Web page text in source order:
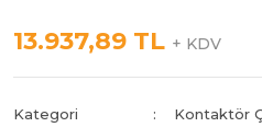
13.937,89 TL + KDV
Kategori
Kontaktör